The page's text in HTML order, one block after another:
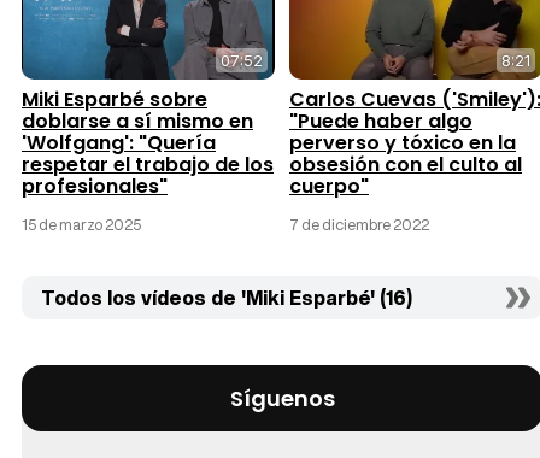
07:52
Miki Esparbé sobre
doblarse a sí mismo en
'Wolfgang': "Quería
respetar el trabajo de los
profesionales"
15 de marzo 2025
8:21
Carlos Cuevas ('Smiley'):
"Puede haber algo
perverso y tóxico en la
obsesión con el culto al
cuerpo"
7 de diciembre 2022
Todos los vídeos de 'Miki Esparbé' (16)
Síguenos